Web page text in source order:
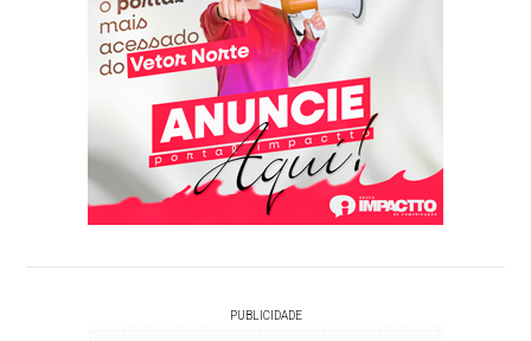
PUBLICIDADE